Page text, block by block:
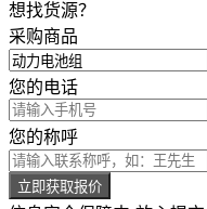
想找货源？
采购商品
您的电话
您的称呼
立即获取报价